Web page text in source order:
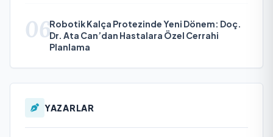
06Robotik Kalça Protezinde Yeni Dönem: Doç.
Dr. Ata Can’dan Hastalara Özel Cerrahi
Planlama
YAZARLAR